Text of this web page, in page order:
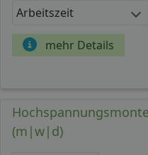
Arbeitszeit
mehr Details
(m|w|d)